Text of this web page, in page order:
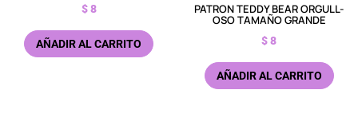
$8
AÑADIR AL CARRITO
PATRON TEDDY BEAR ORGULL-
OSO TAMAÑO GRANDE
$8
AÑADIR AL CARRITO